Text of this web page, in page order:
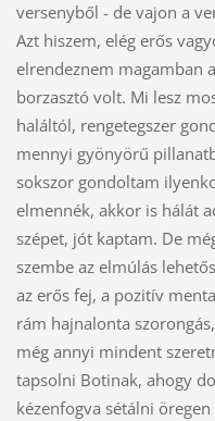
versenyből - de vajon a
Azt hiszem, elég erős
elrendeznem magamban
borzasztó volt. Mi lesz
haláltól, rengetegszer
mennyi gyönyörű
sokszor gondoltam
elmennék, akkor is hálát
szépet, jót kaptam. De
szembe az elmúlás
az erős fej, a pozitív
rám hajnalonta
még annyi mindent
tapsolni Botinak, ahogy
kézenfogva sétálni